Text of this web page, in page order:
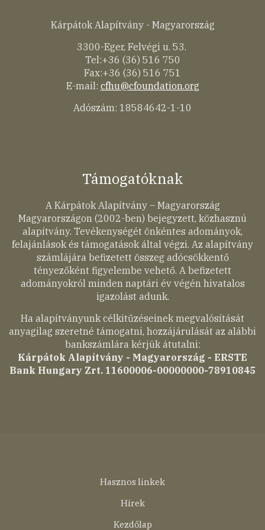
Kárpátok Alapítvány - Magyarország
3300-Eger, Felvégi u. 53.
Tel:+36 (36) 516 750
Fax:+36 (36) 516 751
E-mail: cfhu@cfoundation.org
Adószám: 18584642-1-10
Támogatóknak
A Kárpátok Alapítvány – Magyarország
Magyarországon (2002-ben) bejegyzett, közhasznú
alapítvány. Tevékenységét önkéntes adományok,
felajánlások és támogatások által végzi. Az alapítvány
számlájára befizetett összeg adócsökkentő
tényezőként figyelembe vehető. A befizetett
adományokról minden naptári év végén hivatalos
igazolást adunk.
Ha alapítványunk célkitűzéseinek megvalósítását
anyagilag szeretné támogatni, hozzájárulását az alábbi
bankszámlára kérjük átutalni:
Kárpátok Alapítvány - Magyarország - ERSTE
Bank Hungary Zrt. 11600006-00000000-78910845
Hasznos linkek
Hírek
Kezdőlap